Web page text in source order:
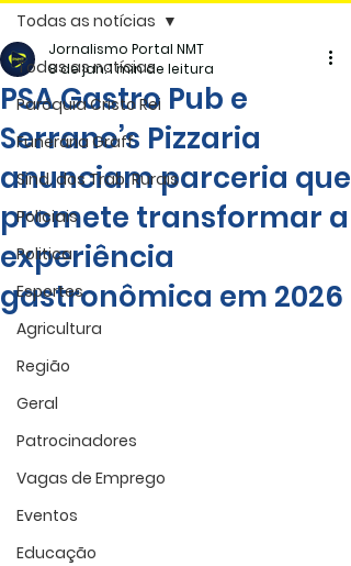
Todas as notícias
Paróquia Cristo Rei
Funerária Gräff
Sind. dos Trab. Rurais
Policiais
Politica
Esportes
Agricultura
Região
Geral
Patrocinadores
Vagas de Emprego
Eventos
Educação
Todas as notícias
PSA Gastro Pub e
Serrano’s Pizzaria
anunciam parceria que
promete transformar a
experiência
gastronômica em 2026
Jornalismo Portal NMT
8 de jan.1 min de leitura